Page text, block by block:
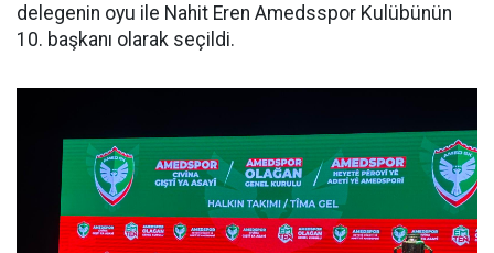
delegenin oyu ile Nahit Eren Amedsspor Kulübünün
10. başkanı olarak seçildi.